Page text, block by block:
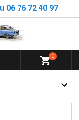
06 76 72 40 97
shopping_cart0